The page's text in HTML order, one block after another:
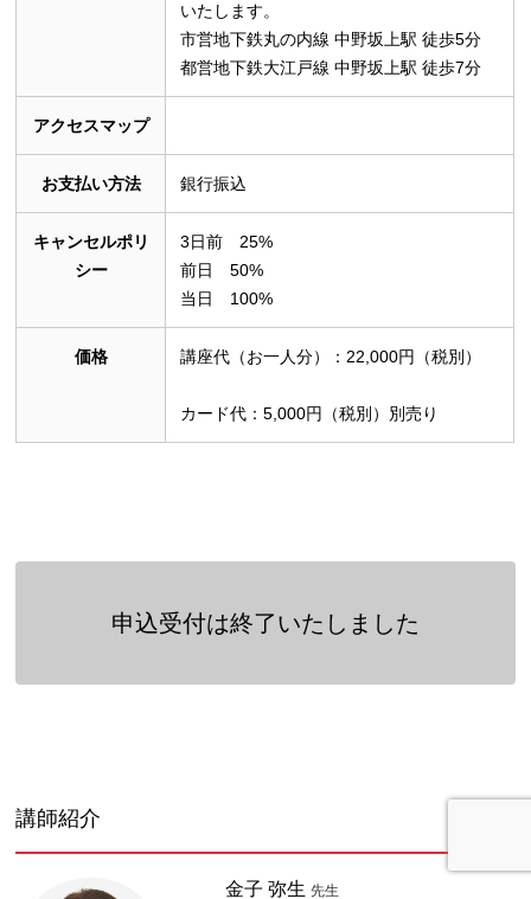
いたします。
市営地下鉄丸の内線 中野坂上駅 徒歩5分
都営地下鉄大江戸線 中野坂上駅 徒歩7分
アクセスマップ
お支払い方法 銀行振込
キャンセルポリ
シー
3日前 25%
前日 50%
当日 100%
価格 講座代（お一人分）：22,000円（税別）
カード代：5,000円（税別）別売り
申込受付は終了いたしました
講師紹介
金子 弥生 先生